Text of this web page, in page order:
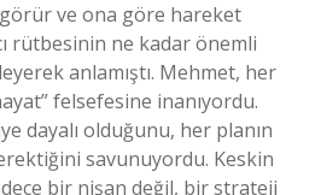
ve ona göre hareket
rütbesinin ne kadar önemli
anlamıştı. Mehmet, her
felsefesine inanıyordu.
dayalı olduğunu, her planın
savunuyordu. Keskin
bir nişan değil, bir strateji